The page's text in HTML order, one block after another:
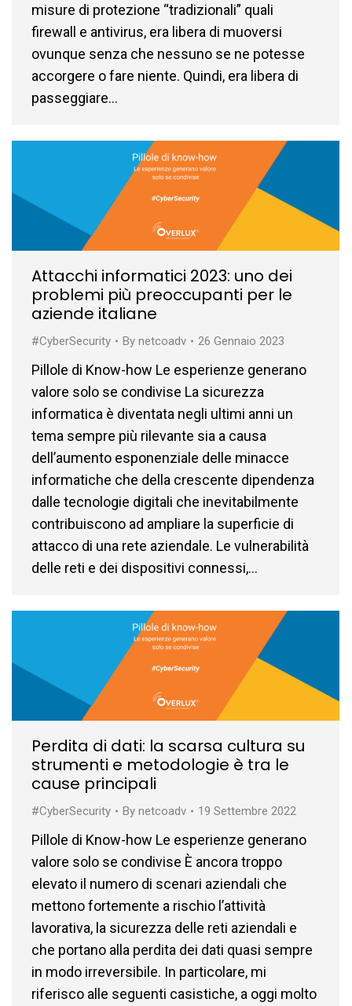
misure di protezione “tradizionali” quali
firewall e antivirus, era libera di muoversi
ovunque senza che nessuno se ne potesse
accorgere o fare niente. Quindi, era libera di
passeggiare…
Attacchi informatici 2023: uno dei
problemi più preoccupanti per le
aziende italiane
#CyberSecurity By netcoadv 26 Gennaio 2023
Pillole di Know-how Le esperienze generano
valore solo se condivise La sicurezza
informatica è diventata negli ultimi anni un
tema sempre più rilevante sia a causa
dell’aumento esponenziale delle minacce
informatiche che della crescente dipendenza
dalle tecnologie digitali che inevitabilmente
contribuiscono ad ampliare la superficie di
attacco di una rete aziendale. Le vulnerabilità
delle reti e dei dispositivi connessi,…
Perdita di dati: la scarsa cultura su
strumenti e metodologie è tra le
cause principali
#CyberSecurity By netcoadv 19 Settembre 2022
Pillole di Know-how Le esperienze generano
valore solo se condivise È ancora troppo
elevato il numero di scenari aziendali che
mettono fortemente a rischio l’attività
lavorativa, la sicurezza delle reti aziendali e
che portano alla perdita dei dati quasi sempre
in modo irreversibile. In particolare, mi
riferisco alle seguenti casistiche, a oggi molto